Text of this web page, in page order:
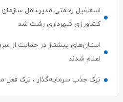
اسماعیل رحمتی مدیرعامل
کشاورزی شهرداری رشت شد
استان‌های پیشتاز در حمایت از
اعلام شدند
ترک جذب سرمایه‌گذار ، ترک